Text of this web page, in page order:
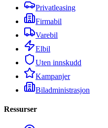
Privatleasing
Firmabil
Varebil
Elbil
Uten innskudd
Kampanjer
Biladministrasjon
Ressurser